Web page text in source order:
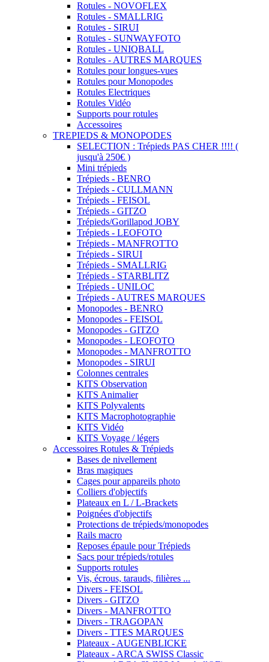
Rotules - NOVOFLEX
Rotules - SMALLRIG
Rotules - SIRUI
Rotules - SUNWAYFOTO
Rotules - UNIQBALL
Rotules - AUTRES MARQUES
Rotules pour longues-vues
Rotules pour Monopodes
Rotules Electriques
Rotules Vidéo
Supports pour rotules
Accessoires
TREPIEDS & MONOPODES
SELECTION : Trépieds PAS CHER !!!! (
jusqu'à 250€ )
Mini trépieds
Trépieds - BENRO
Trépieds - CULLMANN
Trépieds - FEISOL
Trépieds - GITZO
Trépieds/Gorillapod JOBY
Trépieds - LEOFOTO
Trépieds - MANFROTTO
Trépieds - SIRUI
Trépieds - SMALLRIG
Trépieds - STARBLITZ
Trépieds - UNILOC
Trépieds - AUTRES MARQUES
Monopodes - BENRO
Monopodes - FEISOL
Monopodes - GITZO
Monopodes - LEOFOTO
Monopodes - MANFROTTO
Monopodes - SIRUI
Colonnes centrales
KITS Observation
KITS Animalier
KITS Polyvalents
KITS Macrophotographie
KITS Vidéo
KITS Voyage / légers
Accessoires Rotules & Trépieds
Bases de nivellement
Bras magiques
Cages pour appareils photo
Colliers d'objectifs
Plateaux en L / L-Brackets
Poignées d'objectifs
Protections de trépieds/monopodes
Rails macro
Reposes épaule pour Trépieds
Sacs pour trépieds/rotules
Supports rotules
Vis, écrous, tarauds, filières ...
Divers - FEISOL
Divers - GITZO
Divers - MANFROTTO
Divers - TRAGOPAN
Divers - TTES MARQUES
Plateaux - AUGENBLICKE
Plateaux - ARCA SWISS Classic